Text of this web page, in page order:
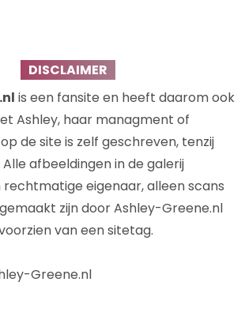
DISCLAIMER
is een fansite en heeft daarom ook
Ashley, haar managment of
de site is zelf geschreven, tenzij
afbeeldingen in de galerij
eigenaar, alleen scans
zijn door Ashley-Greene.nl
van een sitetag.
Greene.nl